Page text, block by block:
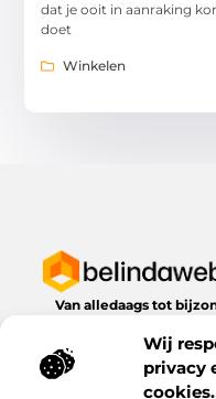
Wij
privacy
cookies.
dat je ooit in aanraking
doet
Winkelen
Van alledaags tot
dagelijks
Bericht categorie